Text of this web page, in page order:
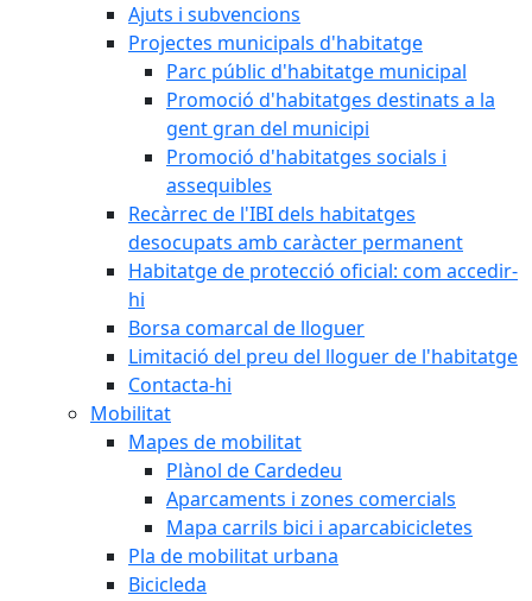
Ajuts i subvencions
Projectes municipals d'habitatge
Parc públic d'habitatge municipal
Promoció d'habitatges destinats a la
gent gran del municipi
Promoció d'habitatges socials i
assequibles
Recàrrec de l'IBI dels habitatges
desocupats amb caràcter permanent
Habitatge de protecció oficial: com accedir-
hi
Borsa comarcal de lloguer
Limitació del preu del lloguer de l'habitatge
Contacta-hi
Mobilitat
Mapes de mobilitat
Plànol de Cardedeu
Aparcaments i zones comercials
Mapa carrils bici i aparcabicicletes
Pla de mobilitat urbana
Bicicleda